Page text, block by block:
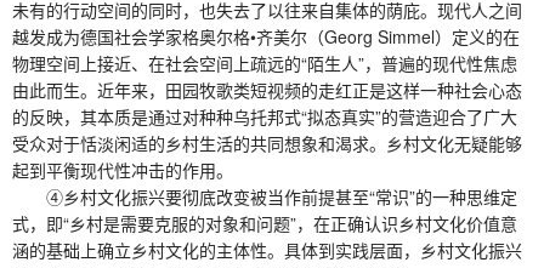
未有的行动空间的同时，也失去了以往来自集体的荫庇。现代人之间
越发成为德国社会学家格奥尔格•齐美尔（Georg Simmel）定义的在
物理空间上接近、在社会空间上疏远的“陌生人”，普遍的现代性焦虑
由此而生。近年来，田园牧歌类短视频的走红正是这样一种社会心态
的反映，其本质是通过对种种乌托邦式“拟态真实”的营造迎合了广大
受众对于恬淡闲适的乡村生活的共同想象和渴求。乡村文化无疑能够
起到平衡现代性冲击的作用。
④乡村文化振兴要彻底改变被当作前提甚至“常识”的一种思维定
式，即“乡村是需要克服的对象和问题”，在正确认识乡村文化价值意
涵的基础上确立乡村文化的主体性。具体到实践层面，乡村文化振兴